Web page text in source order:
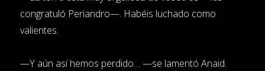
congratuló Periandro—. Habéis luchado como
valientes.
—Y aún así hemos perdido… —se lamentó Anaid.